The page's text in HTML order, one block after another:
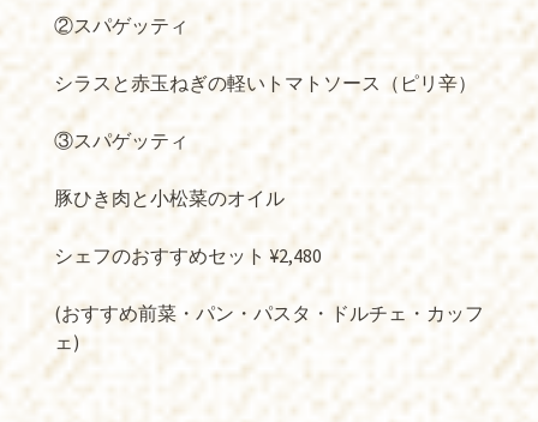
②スパゲッティ
シラスと赤玉ねぎの軽いトマトソース（ピリ辛）
③スパゲッティ
豚ひき肉と小松菜のオイル
シェフのおすすめセット ¥2,480
(おすすめ前菜・パン・パスタ・ドルチェ・カッフ
ェ)